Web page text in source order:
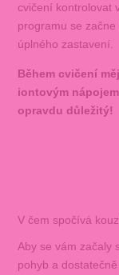
cvičení kontrolovat
programu se
úplného zastavení.
Během cvičení
iontovým
opravdu důležitý!
V čem spočívá
Aby se vám začaly
pohyb a